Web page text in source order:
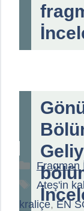
Fragman
Etiketler
Ateş'in
kraliçe,EN